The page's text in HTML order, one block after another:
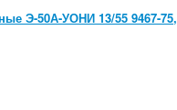
Э-50А-УОНИ 13/55 9467-75,